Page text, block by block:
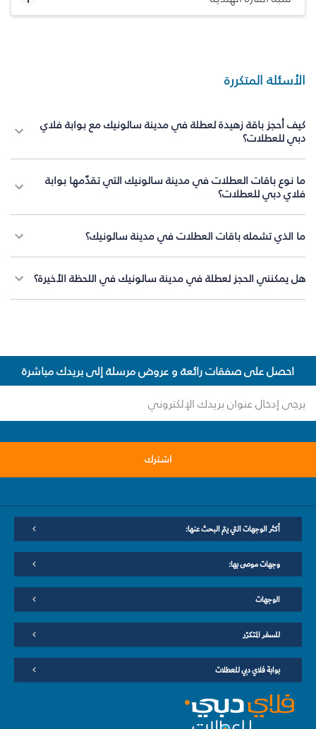
الأسئلة المتكررة
كيف أحجز باقة زهيدة لعطلة في مدينة سالونيك مع بوابة فلاي
دبي للعطلات؟
ما نوع باقات العطلات في مدينة سالونيك التي تقدّمها بوابة
فلاي دبي للعطلات؟
ما الذي تشمله باقات العطلات في مدينة سالونيك؟
هل يمكنني الحجز لعطلة في مدينة سالونيك في اللحظة الأخيرة؟
احصل على صفقات رائعة و عروض مرسلة إلى بريدك مباشرة
اشترك
أكثر الوجهات التي يتم البحث عنها:
وجهات موصى بها:
الوجهات
للسفر المتكرّر
بوابة فلاي دبي للعطلات